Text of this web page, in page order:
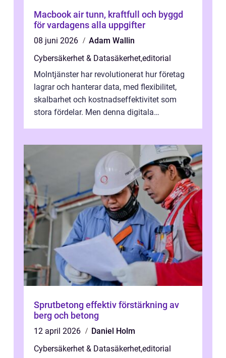
Macbook air tunn, kraftfull och byggd
för vardagens alla uppgifter
08 juni 2026
Adam Wallin
Cybersäkerhet & Datasäkerhet,editorial
Molntjänster har revolutionerat hur företag
lagrar och hanterar data, med flexibilitet,
skalbarhet och kostnadseffektivitet som
stora fördelar. Men denna digitala
Sprutbetong effektiv förstärkning av
berg och betong
12 april 2026
Daniel Holm
Cybersäkerhet & Datasäkerhet,editorial